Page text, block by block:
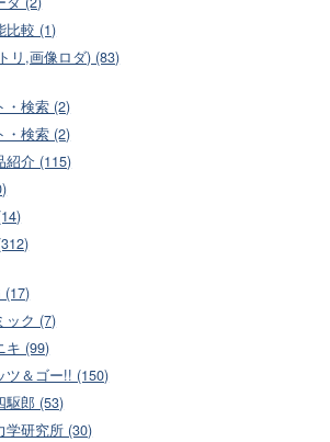
比較 (1)
リ,画像ロダ) (83)
・検索 (2)
・検索 (2)
紹介 (115)
(17)
ック (7)
キ (99)
ツ＆ゴー!! (150)
駆郎 (53)
学研究所 (30)